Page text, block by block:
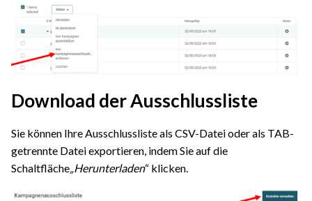
Download der Ausschlussliste
Sie können Ihre Ausschlussliste als CSV-Datei oder als TAB-
getrennte Datei exportieren, indem Sie auf die
Schaltfläche „Herunterladen“ klicken.